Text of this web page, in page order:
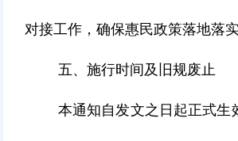
对接工作，确保惠民政策落地落实
五、施行时间及旧规废止
本通知自发文之日起正式生